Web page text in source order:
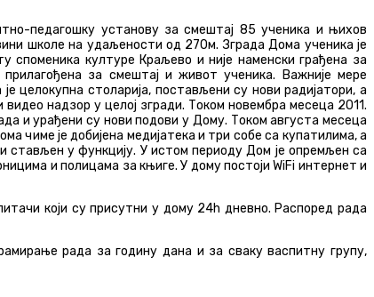
педагошку установу за смештај 85 ученика и њихов
школе на удаљености од 270м. Зграда Дома ученика је
културе Краљево и није наменски грађена за
прилагођена за смештај и живот ученика. Важније мере
целокупна столарија, постављени су нови радијатори, а
надзор у целој згради. Током новембра месеца 2011.
и урађени су нови подови у Дому. Током августа месеца
чиме је добијена медијатека и три собе са купатилима, а
стављен у функцију. У истом периоду Дом је опремљен са
и полицама за књиге. У дому постоји WiFi интернет и
који су присутни у дому 24h дневно. Распоред рада
рада за годину дана и за сваку васпитну групу,